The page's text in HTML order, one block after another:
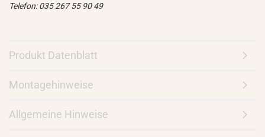
Telefon: 035 267 55 90 49
Produkt Datenblatt
Montagehinweise
Allgemeine Hinweise